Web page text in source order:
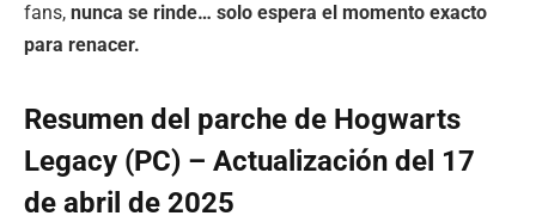
fans, nunca se rinde… solo espera el momento exacto
para renacer.
Resumen del parche de Hogwarts
Legacy (PC) – Actualización del 17
de abril de 2025